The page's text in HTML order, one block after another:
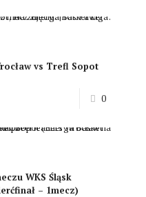
vs Trefl Sopot
0
WKS Śląsk
– 1mecz)